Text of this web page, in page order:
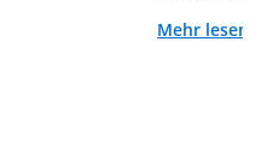
Mehr lesen